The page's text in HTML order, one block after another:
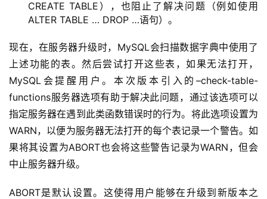
CREATE TABLE），也阻止了解决问题（例如使用
ALTER TABLE … DROP …语句）。
现在，在服务器升级时，MySQL会扫描数据字典中使用了
上述功能的表。然后尝试打开这些表，如果无法打开，
MySQL会提醒用户。本次版本引入的–check-table-
functions服务器选项有助于解决此问题，通过该选项可以
指定服务器在遇到此类函数错误时的行为。将此选项设置为
WARN，以便为服务器无法打开的每个表记录一个警告。如
果将其设置为ABORT也会将这些警告记录为WARN，但会
中止服务器升级。
ABORT是默认设置。这使得用户能够在升级到新版本之